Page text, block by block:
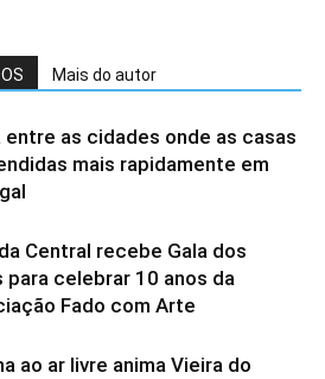
Mais do autor
entre as cidades onde as casas
mais rapidamente em
Central recebe Gala dos
para celebrar 10 anos da
Fado com Arte
ao ar livre anima Vieira do